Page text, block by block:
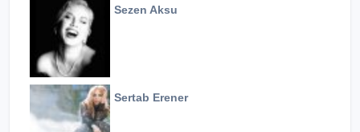
Sezen Aksu
Sertab Erener